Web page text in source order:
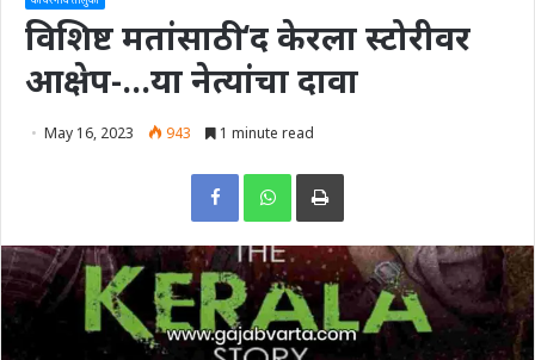
विशिष्ट मतांसाठी ‘द केरला स्टोरीवर
आक्षेप-…या नेत्यांचा दावा
May 16, 2023 943 1 minute read
Print